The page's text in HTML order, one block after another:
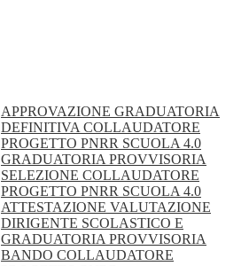
APPROVAZIONE GRADUATORIA
DEFINITIVA COLLAUDATORE
PROGETTO PNRR SCUOLA 4.0
GRADUATORIA PROVVISORIA
SELEZIONE COLLAUDATORE
PROGETTO PNRR SCUOLA 4.0
ATTESTAZIONE VALUTAZIONE
DIRIGENTE SCOLASTICO E
GRADUATORIA PROVVISORIA
BANDO COLLAUDATORE